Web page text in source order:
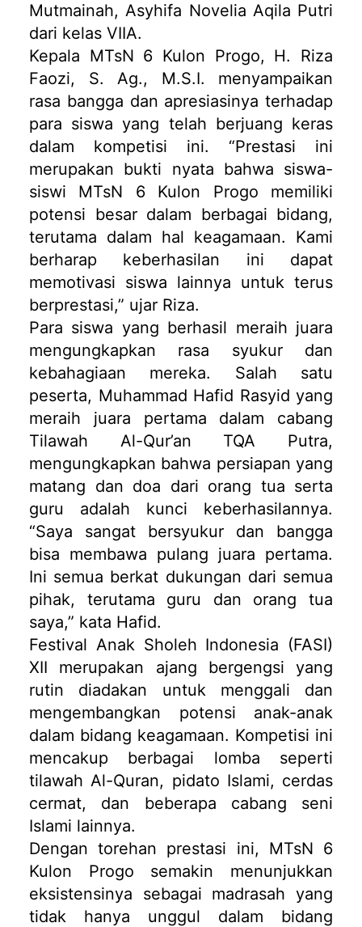
Mutmainah, Asyhifa Novelia Aqila Putri
dari kelas VIIA.
Kepala MTsN 6 Kulon Progo, H. Riza
Faozi, S. Ag., M.S.I. menyampaikan
rasa bangga dan apresiasinya terhadap
para siswa yang telah berjuang keras
dalam kompetisi ini. “Prestasi ini
merupakan bukti nyata bahwa siswa-
siswi MTsN 6 Kulon Progo memiliki
potensi besar dalam berbagai bidang,
terutama dalam hal keagamaan. Kami
berharap keberhasilan ini dapat
memotivasi siswa lainnya untuk terus
berprestasi,” ujar Riza.
Para siswa yang berhasil meraih juara
mengungkapkan rasa syukur dan
kebahagiaan mereka. Salah satu
peserta, Muhammad Hafid Rasyid yang
meraih juara pertama dalam cabang
Tilawah Al-Qur’an TQA Putra,
mengungkapkan bahwa persiapan yang
matang dan doa dari orang tua serta
guru adalah kunci keberhasilannya.
“Saya sangat bersyukur dan bangga
bisa membawa pulang juara pertama.
Ini semua berkat dukungan dari semua
pihak, terutama guru dan orang tua
saya,” kata Hafid.
Festival Anak Sholeh Indonesia (FASI)
XII merupakan ajang bergengsi yang
rutin diadakan untuk menggali dan
mengembangkan potensi anak-anak
dalam bidang keagamaan. Kompetisi ini
mencakup berbagai lomba seperti
tilawah Al-Quran, pidato Islami, cerdas
cermat, dan beberapa cabang seni
Islami lainnya.
Dengan torehan prestasi ini, MTsN 6
Kulon Progo semakin menunjukkan
eksistensinya sebagai madrasah yang
tidak hanya unggul dalam bidang